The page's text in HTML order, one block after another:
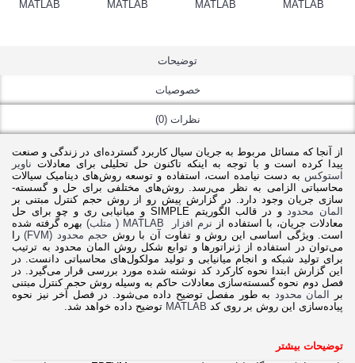
توضیحات
خصوصیات
نظرات (0)
از آنجا که مسائل مربوط به جریان سیال کاربرد گسترده‌­ای در زندگی و صنعت
پیدا کرده است و با توجه به اینکه تاکنون حل تحلیلی برای معادلات ناویر
استوکس به دست نیامده است، استفاده و توسعه روش­‌های دینامیک سیالات
محاسباتی الزامی به نظر می‌­رسد. روش­‌های مختلفی برای حل و گسسته‌­
سازی جریان وجود دارد. در گزارش پیش رو از روش حجم کنترل مبتنی بر
المان محدود
و در قالب الگوریتم SIMPLE و میانیابی ری و چو برای حل
معادلات جریان، با استفاده از نرم افزار MATLAB ( متلب)
بهره گرفته شده
است. ویژگی اساسی این روش و تفاوت آن با روش حجم محدود (FVM)
را
می‌­توان در استفاده از ژنراتورها و توابع شکل روش المان محدود به ترتیب
برای تولید شبکه و انجام میانیابی و تولید مولکول­‌های محاسباتی دانست. در
این گزارش ابتدا نحوه کارکرد کد نوشته شده مورد بررسی قرار می‌­گیرد. در
فصل دوم نحوه گسسته‌­سازی معادلات حاکم به وسیله روش حجم کنترل مبتنی
بر
المان محدود به طور مفصل توضیح داده می­‌شود. در فصل آخر نیز نحوه
پیاده‌سازی این روش بر روی کد MATLAB توضیح داده خواهد شد.
توضیحات بیشتر